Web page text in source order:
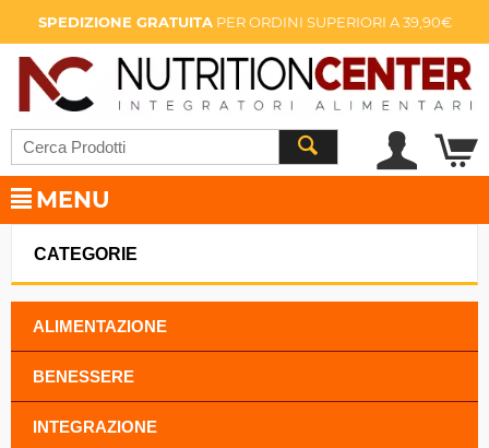
SPEDIZIONE GRATUITAPER ORDINI SUPERIORI A 39,90€
MENU
CATEGORIE
ALIMENTAZIONE
BENESSERE
INTEGRAZIONE